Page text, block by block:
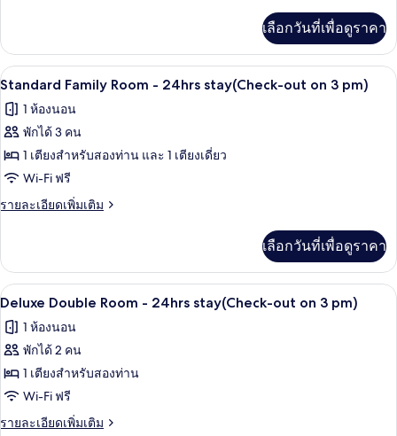
Same
day
deal
เกี่ยว
กับ
Standard
Room
day
deal
เลือกวันที่เพื่อดูราคา
เปิด
ภาพถ่าย
ทั้งหมด
ของ
Standard
Family
24hrs
stay(Check-
out
on
3
pm)
23
Standard Family Room - 24hrs stay(Check-out on 3 pm)
1 ห้องนอน
พักได้ 3 คน
1 เตียงสำหรับสองท่าน และ 1 เตียงเดี่ยว
Wi-Fi ฟรี
รายละเอียดเพิ่มเติม
ราย
เกี่ยว
กับ
Standard
Room
stay(Check-
out
3
เลือกวันที่เพื่อดูราคา
เปิด
ภาพถ่าย
ทั้งหมด
ของ
Deluxe
Double
21
Deluxe Double Room - 24hrs stay(Check-out on 3 pm)
1 ห้องนอน
พักได้ 2 คน
1 เตียงสำหรับสองท่าน
Wi-Fi ฟรี
รายละเอียดเพิ่มเติม
ราย